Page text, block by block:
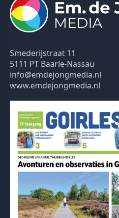
Smederijstraat 11
5111 PT Baarle-Nassau
info@emdejongmedia.nl
www.emdejongmedia.nl